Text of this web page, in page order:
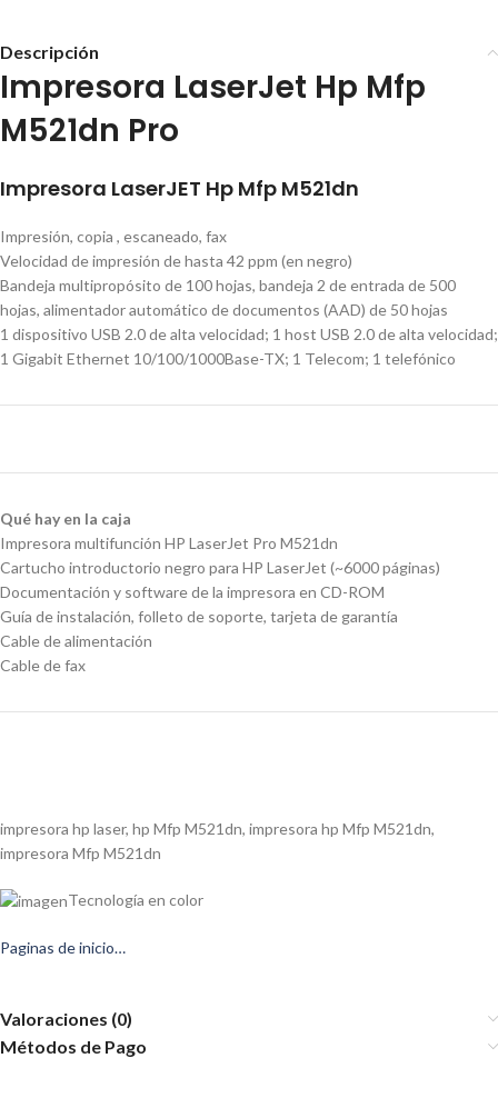
Descripción
Impresora LaserJet Hp Mfp
M521dn Pro
Impresora LaserJET Hp Mfp M521dn
Impresión, copia , escaneado, fax
Velocidad de impresión de hasta 42 ppm (en negro)
Bandeja multipropósito de 100 hojas, bandeja 2 de entrada de 500
hojas, alimentador automático de documentos (AAD) de 50 hojas
1 dispositivo USB 2.0 de alta velocidad; 1 host USB 2.0 de alta velocidad;
1 Gigabit Ethernet 10/100/1000Base-TX; 1 Telecom; 1 telefónico
Qué hay en la caja
Impresora multifunción HP LaserJet Pro M521dn
Cartucho introductorio negro para HP LaserJet (~6000 páginas)
Documentación y software de la impresora en CD-ROM
Guía de instalación, folleto de soporte, tarjeta de garantía
Cable de alimentación
Cable de fax
impresora hp laser, hp Mfp M521dn, impresora hp Mfp M521dn,
impresora Mfp M521dn
Tecnología en color
Paginas de inicio…
Valoraciones (0)
Métodos de Pago